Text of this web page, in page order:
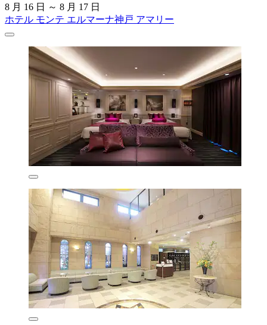
8 月 16 日 ～ 8 月 17 日
ホテル モンテ エルマーナ神戸 アマリー